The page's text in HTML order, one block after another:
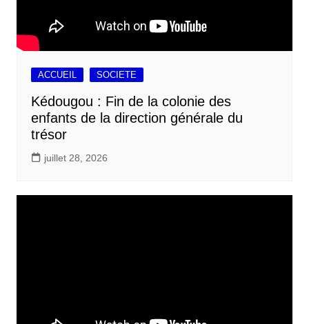
ACCUEIL SOCIETE
Kédougou : Fin de la colonie des
enfants de la direction générale du
trésor
juillet 28, 2026